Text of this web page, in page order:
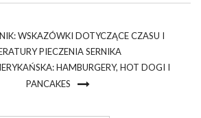
WSKAZÓWKI DOTYCZĄCE CZASU I
PIECZENIA SERNIKA
HAMBURGERY, HOT DOGI I
PANCAKES